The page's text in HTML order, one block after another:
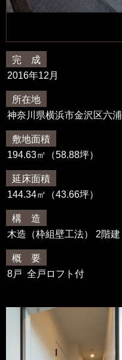
完 成
2016年12月
所在地
神奈川県横浜市金沢区六浦
敷地面積
194.63㎡（58.88坪）
延床面積
144.34㎡（43.66坪）
構 造
木造（枠組壁工法） 2階建
概 要
8戸 全戸ロフト付